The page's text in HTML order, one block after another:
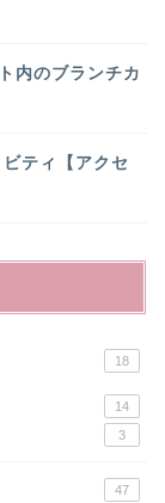
内のブランチカ
ティ【アクセ
18
14
3
47